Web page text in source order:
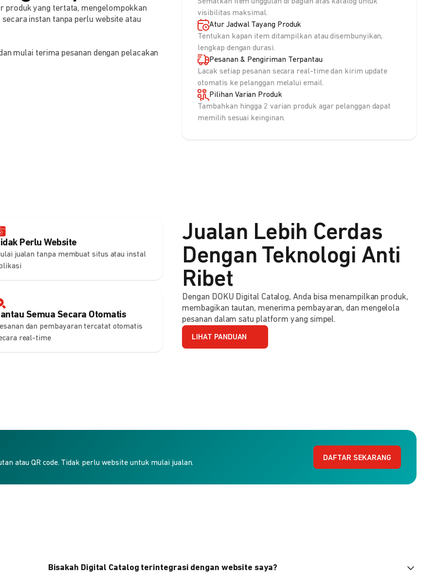
produk yang tertata, mengelompokkan
instan tanpa perlu website atau
mulai terima pesanan dengan pelacakan
Sematkan item unggulan di bagian atas katalog untuk
visibilitas maksimal.
Atur Jadwal Tayang Produk
Tentukan kapan item ditampilkan atau disembunyikan,
lengkap dengan durasi.
Pesanan & Pengiriman Terpantau
Lacak setiap pesanan secara real-time dan kirim update
otomatis ke pelanggan melalui email.
Pilihan Varian Produk
Tambahkan hingga 2 varian produk agar pelanggan dapat
memilih sesuai keinginan.
Perlu Website
jualan tanpa membuat situs atau instal
Semua Secara Otomatis
dan pembayaran tercatat otomatis
real-time
Jualan Lebih Cerdas
Dengan Teknologi Anti
Ribet
Dengan DOKU Digital Catalog, Anda bisa menampilkan produk,
membagikan tautan, menerima pembayaran, dan mengelola
pesanan dalam satu platform yang simpel.
LIHAT PANDUAN
atau QR code. Tidak perlu website untuk mulai jualan.
DAFTAR SEKARANG
Bisakah Digital Catalog terintegrasi dengan website saya?